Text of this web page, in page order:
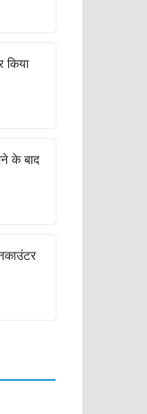
किया
के बाद